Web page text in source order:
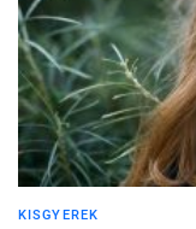
KISGYEREK